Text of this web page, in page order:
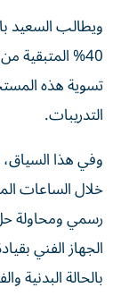
40%
تسوية هذه
التدريبات.
وفي هذا
خلال الساعات
رسمي ومحاولة
الجهاز الفني
بالحالة البدنية